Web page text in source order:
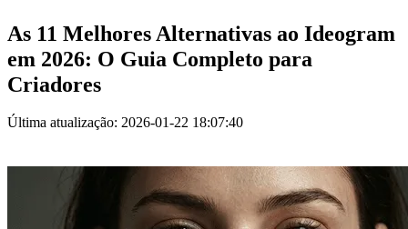
As 11 Melhores Alternativas ao Ideogram
em 2026: O Guia Completo para
Criadores
Última atualização: 2026-01-22 18:07:40